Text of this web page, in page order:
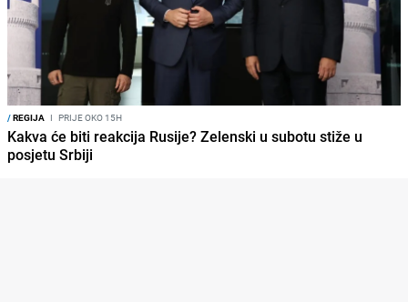
/REGIJA I PRIJE OKO 15H
Kakva će biti reakcija Rusije? Zelenski u subotu stiže u
posjetu Srbiji